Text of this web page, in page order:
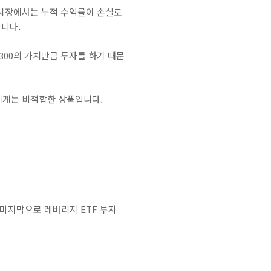
에서는 누적 수익률이 손실로
다.
의 가치만큼 투자를 하기 때문
는 비적합한 상품입니다.
지막으로 레버리지 ETF 투자